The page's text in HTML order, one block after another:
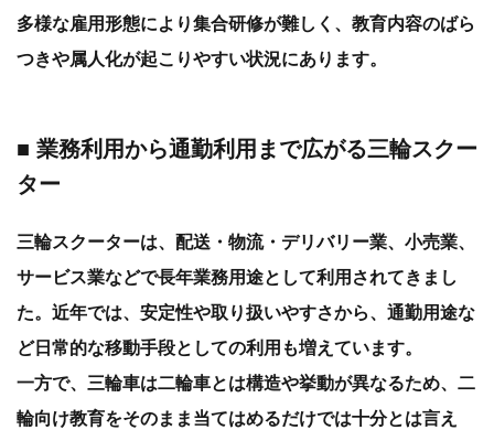
多様な雇用形態により集合研修が難しく、教育内容のばら
つきや属人化が起こりやすい状況にあります。
■ 業務利用から通勤利用まで広がる三輪スクー
ター
三輪スクーターは、配送・物流・デリバリー業、小売業、
サービス業などで長年業務用途として利用されてきまし
た。近年では、安定性や取り扱いやすさから、通勤用途な
ど日常的な移動手段としての利用も増えています。
一方で、三輪車は二輪車とは構造や挙動が異なるため、二
輪向け教育をそのまま当てはめるだけでは十分とは言え